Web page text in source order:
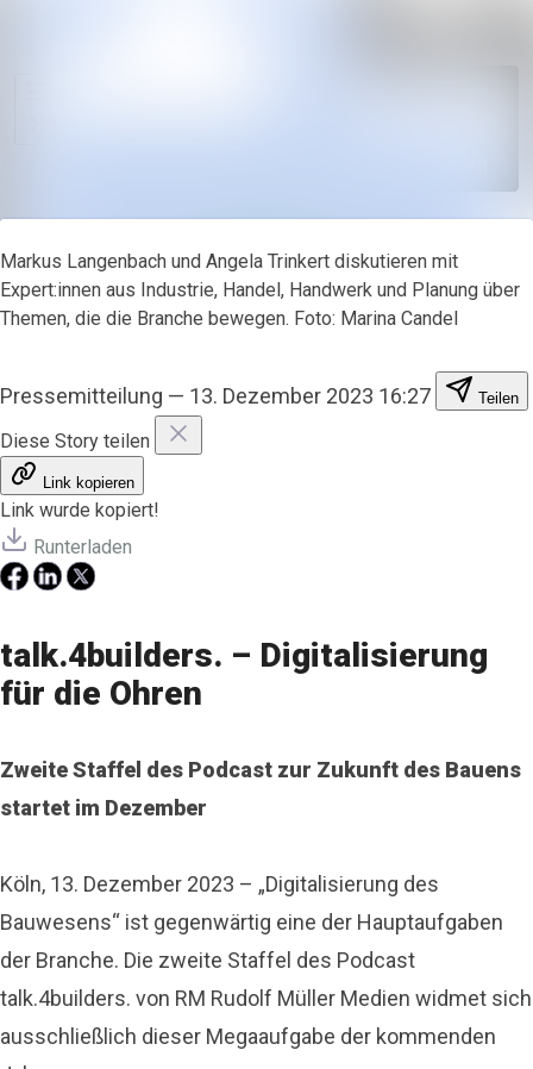
Markus Langenbach und Angela Trinkert diskutieren mit
Expert:innen aus Industrie, Handel, Handwerk und Planung über
Themen, die die Branche bewegen. Foto: Marina Candel
Pressemitteilung — 13. Dezember 2023 16:27 Teilen
Diese Story teilen
Link kopieren
Link wurde kopiert!
Runterladen
talk.4builders. – Digitalisierung
für die Ohren
Zweite Staffel des Podcast zur Zukunft des Bauens
startet im Dezember
Köln, 13. Dezember 2023 – „Digitalisierung des
Bauwesens“ ist gegenwärtig eine der Hauptaufgaben
der Branche. Die zweite Staffel des Podcast
talk.4builders. von RM Rudolf Müller Medien widmet sich
ausschließlich dieser Megaaufgabe der kommenden